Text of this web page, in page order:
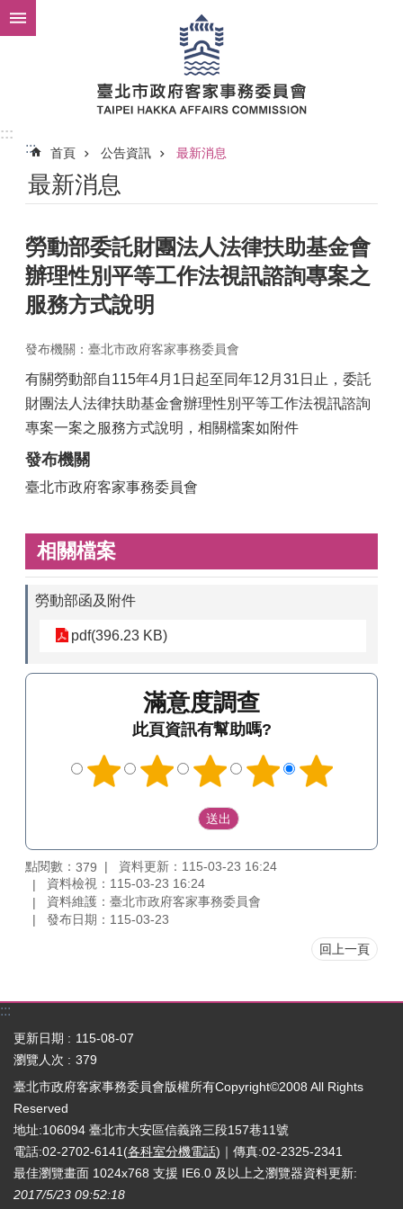
跳到主要內容區塊
:::
:::
首頁 公告資訊 最新消息
最新消息
勞動部委託財團法人法律扶助基金會
辦理性別平等工作法視訊諮詢專案之
服務方式說明
發布機關：臺北市政府客家事務委員會
有關勞動部自115年4月1日起至同年12月31日止，委託
財團法人法律扶助基金會辦理性別平等工作法視訊諮詢
專案一案之服務方式說明，相關檔案如附件
發布機關
臺北市政府客家事務委員會
相關檔案
勞動部函及附件
pdf(396.23 KB)
滿意度調查
此頁資訊有幫助嗎?
點閱數： 379
資料更新：115-03-23 16:24
資料檢視：115-03-23 16:24
資料維護：臺北市政府客家事務委員會
發布日期：115-03-23
回上一頁
:::
更新日期
115-08-07
瀏覽人次
379
臺北市政府客家事務委員會版權所有Copyright©2008 All Rights
Reserved
地址:106094 臺北市大安區信義路三段157巷11號
電話:02-2702-6141(各科室分機電話)｜傳真:02-2325-2341
最佳瀏覽畫面 1024x768 支援 IE6.0 及以上之瀏覽器資料更新:
2017/5/23 09:52:18